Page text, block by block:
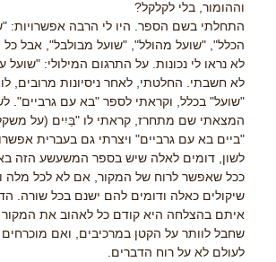
וההומור, בלי לקלקל?
התחלתי בשם הספר. היו לי הרבה אפשרויות:
הכלל", "שועל מהולל", "שועל מבולבל", אבל
לא נראו לי נכונות. על התרגום המילולי: "שועל
לא חשבתי. החלטתי, לאחר ניסיונות מרובים,
"שועל" בכלל, וקראתי לספר "בא עם גרביים".
המצאתי שם מתחרז, קראתי לו "בַּיִים (על
"ביים בא עם גרביים" ויצרתי גם בעברית
לשון, דומים לאלה שיש בספר המשעשע הזה
ככל שאפשר לרוח של המקור, אם לא לכל מלה
שיקולים כאלה ודומים להם ישנם בכל שורה.
איתם בהצלחה היא קודם כל לאהוב את
שחבל לוותר על הקטן במרכיבים, ואם
לעולם לא על רוח הדברים.